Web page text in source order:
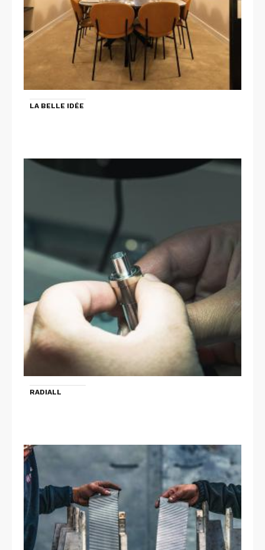
LA BELLE IDÉE
RADIALL